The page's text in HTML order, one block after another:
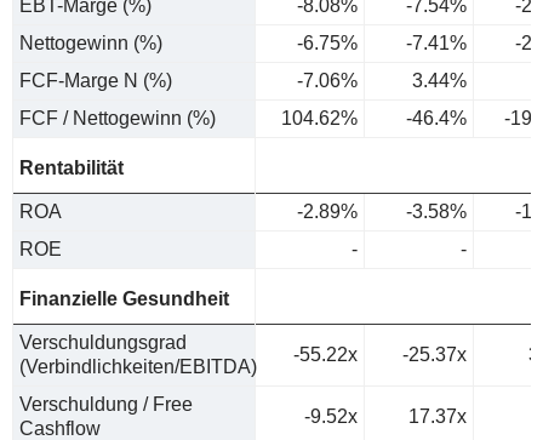
EBT-Marge (%)
-8.08% -7.54%
-
Nettogewinn (%)
-6.75% -7.41%
-
FCF-Marge N (%)
-7.06% 3.44%
FCF / Nettogewinn (%)
104.62% -46.4% -
Rentabilität
ROA -2.89% -3.58%
-
ROE
- -
Finanzielle Gesundheit
Verschuldungsgrad
(Verbindlichkeiten/EBITDA)
-55.22x -25.37x
Verschuldung / Free
Cashflow
-9.52x 17.37x